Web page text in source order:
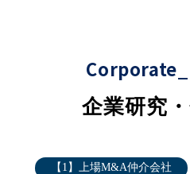
企業研究
【1】上場M&A仲介会社